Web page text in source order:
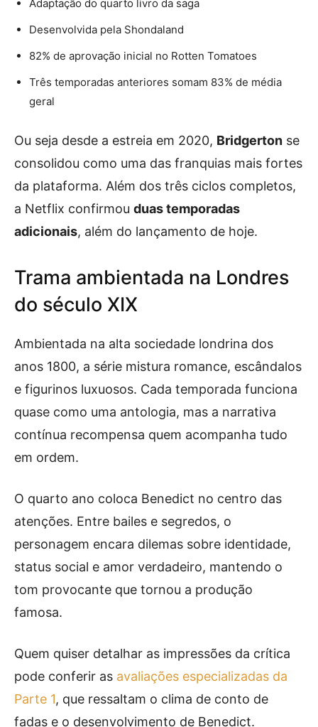
Adaptação do quarto livro da saga
Desenvolvida pela Shondaland
82% de aprovação inicial no Rotten Tomatoes
Três temporadas anteriores somam 83% de média
geral
Ou seja desde a estreia em 2020, Bridgerton se
consolidou como uma das franquias mais fortes
da plataforma. Além dos três ciclos completos,
a Netflix confirmou duas temporadas
adicionais, além do lançamento de hoje.
Trama ambientada na Londres
do século XIX
Ambientada na alta sociedade londrina dos
anos 1800, a série mistura romance, escândalos
e figurinos luxuosos. Cada temporada funciona
quase como uma antologia, mas a narrativa
contínua recompensa quem acompanha tudo
em ordem.
O quarto ano coloca Benedict no centro das
atenções. Entre bailes e segredos, o
personagem encara dilemas sobre identidade,
status social e amor verdadeiro, mantendo o
tom provocante que tornou a produção
famosa.
Quem quiser detalhar as impressões da crítica
pode conferir as avaliações especializadas da
Parte 1, que ressaltam o clima de conto de
fadas e o desenvolvimento de Benedict.